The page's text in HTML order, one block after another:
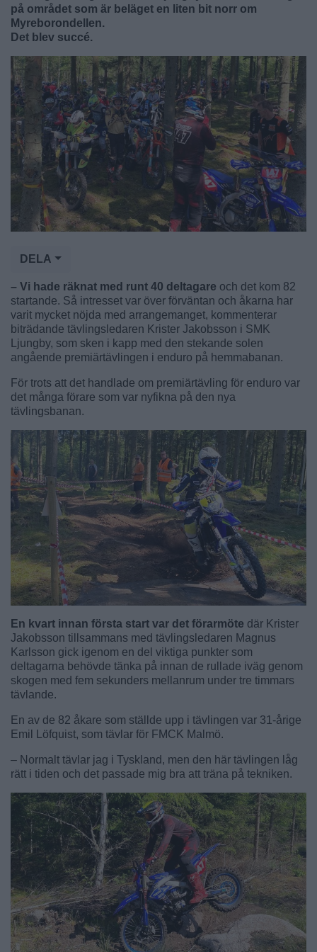
på området som är beläget en liten bit norr om
Myreborondellen.
Det blev succé.
DELA
– Vi hade räknat med runt 40 deltagare och det kom 82
startande. Så intresset var över förväntan och åkarna har
varit mycket nöjda med arrangemanget, kommenterar
biträdande tävlingsledaren Krister Jakobsson i SMK
Ljungby, som sken i kapp med den stekande solen
angående premiärtävlingen i enduro på hemmabanan.
För trots att det handlade om premiärtävling för enduro var
det många förare som var nyfikna på den nya
tävlingsbanan.
En kvart innan första start var det förarmöte där Krister
Jakobsson tillsammans med tävlingsledaren Magnus
Karlsson gick igenom en del viktiga punkter som
deltagarna behövde tänka på innan de rullade iväg genom
skogen med fem sekunders mellanrum under tre timmars
tävlande.
En av de 82 åkare som ställde upp i tävlingen var 31-årige
Emil Löfquist, som tävlar för FMCK Malmö.
– Normalt tävlar jag i Tyskland, men den här tävlingen låg
rätt i tiden och det passade mig bra att träna på tekniken.